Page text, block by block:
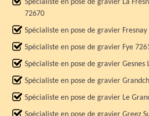
Spécialiste en pose de gravier La
72670
Spécialiste en pose de gravier
Spécialiste en pose de gravier Fye
Spécialiste en pose de gravier Gesnes
Spécialiste en pose de gravier
Spécialiste en pose de gravier Le